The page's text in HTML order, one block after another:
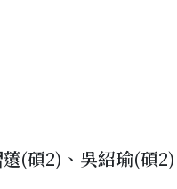
(碩2)、吳紹瑜(碩